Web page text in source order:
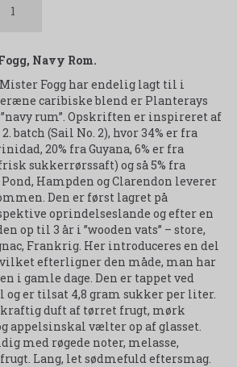
Navy Rom.
Fogg har endelig lagt til i
caribiske blend er Planterays
rum”. Opskriften er inspireret af
batch (Sail No. 2), hvor 34% er fra
20% fra Guyana, 6% er fra
sukkerrørssaft) og så 5% fra
Hampden og Clarendon leverer
Den er først lagret på
oprindelseslande og efter en
op til 3 år i ”wooden vats” – store,
Frankrig. Her introduceres en del
efterligner den måde, man har
i gamle dage. Den er tappet ved
og er tilsat 4,8 gram sukker per liter.
kraftig duft af tørret frugt, mørk
appelsinskal vælter op af glasset.
med røgede noter, melasse,
Lang, let sødmefuld eftersmag.